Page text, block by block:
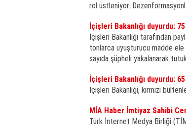
rol üstleniyor.
İçişleri Bakanlığı duyurdu:
İçişleri Bakanlığı tarafından
tonlarca uyuşturucu madde ele
sayıda şüpheli yakalanarak
İçişleri Bakanlığı duyurdu:
İçişleri Bakanlığı, kırmızı
MİA Haber İmtiyaz Sahibi
Türk İnternet Medya Birliği